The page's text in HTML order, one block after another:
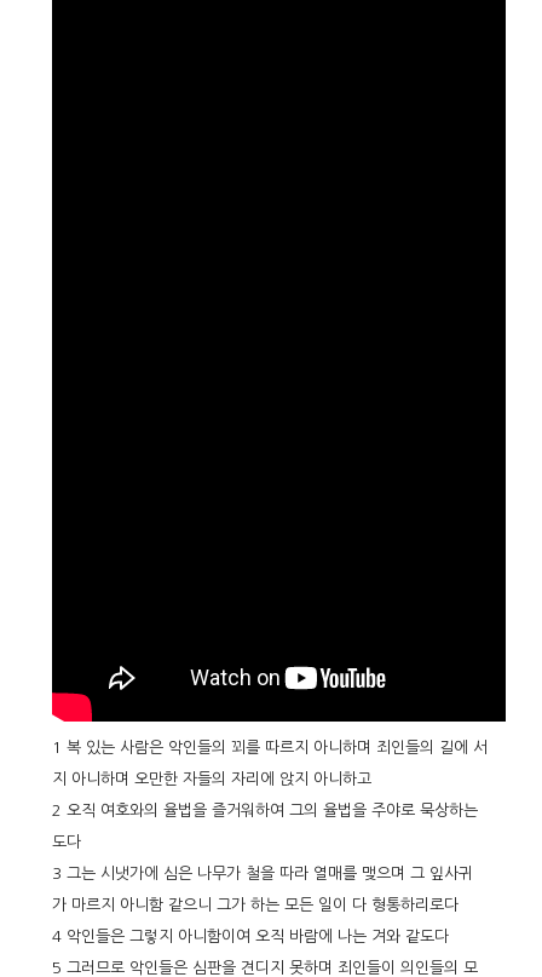
1 복 있는 사람은 악인들의 꾀를 따르지 아니하며 죄인들의 길에 서
지 아니하며 오만한 자들의 자리에 앉지 아니하고
2 오직 여호와의 율법을 즐거워하여 그의 율법을 주야로 묵상하는
도다
3 그는 시냇가에 심은 나무가 철을 따라 열매를 맺으며 그 잎사귀
가 마르지 아니함 같으니 그가 하는 모든 일이 다 형통하리로다
4 악인들은 그렇지 아니함이여 오직 바람에 나는 겨와 같도다
5 그러므로 악인들은 심판을 견디지 못하며 죄인들이 의인들의 모